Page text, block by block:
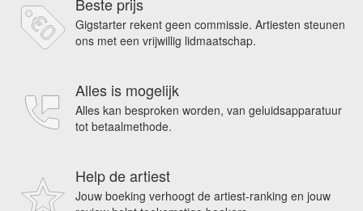
Beste prijs
Gigstarter rekent geen commissie. Artiesten steunen
ons met een vrijwillig lidmaatschap.
Alles is mogelijk
Alles kan besproken worden, van geluidsapparatuur
tot betaalmethode.
Help de artiest
Jouw boeking verhoogt de artiest-ranking en jouw